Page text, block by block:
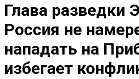
Глава разведки
Россия не
нападать на
избегает